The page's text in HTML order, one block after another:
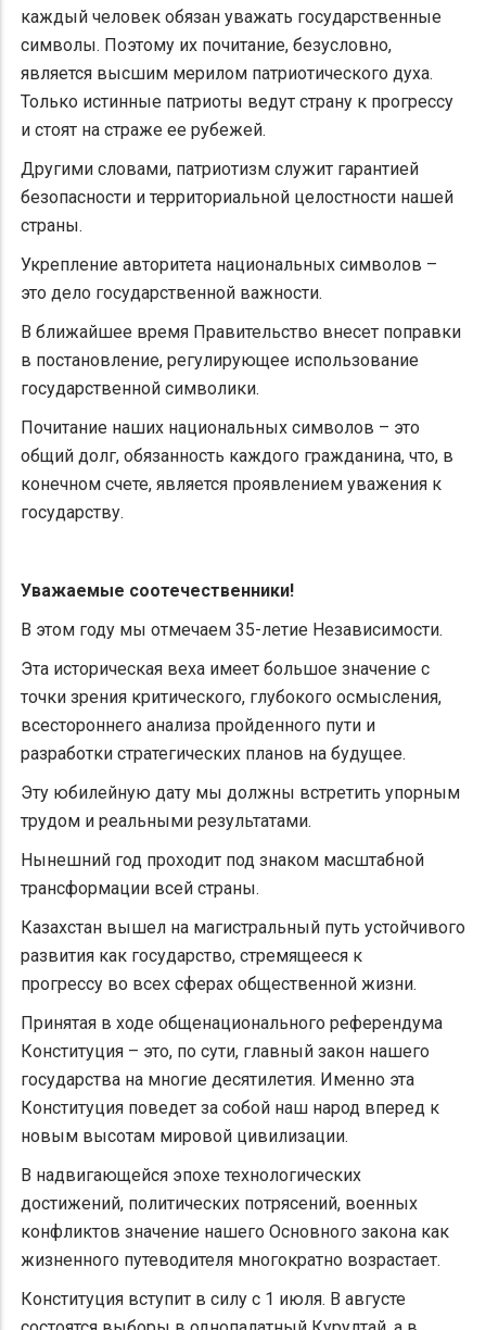
каждый человек обязан уважать государственные
символы. Поэтому их почитание, безусловно,
является высшим мерилом патриотического духа. ​
Только истинные патриоты ведут страну к прогрессу
и стоят на страже ее рубежей.
Другими словами, патриотизм служит гарантией
безопасности и территориальной целостности нашей
страны.
Укрепление авторитета национальных символов –
это дело государственной важности.
В ближайшее время Правительство внесет поправки
в постановление, регулирующее использование
государственной символики.
Почитание наших национальных символов – это
общий долг, обязанность каждого гражданина, что, в
конечном счете, является проявлением уважения к
государству.
Уважаемые соотечественники!
В этом году мы отмечаем 35-летие Независимости.
Эта историческая веха имеет большое значение с
точки зрения критического, глубокого осмысления,
всестороннего анализа пройденного пути и
разработки стратегических планов на будущее.
Эту юбилейную дату мы должны встретить упорным
трудом и реальными результатами.
Нынешний год проходит под знаком масштабной
трансформации всей страны.
Казахстан вышел на магистральный путь устойчивого
развития как государство, стремящееся к
прогрессу во всех сферах общественной жизни.
Принятая в ходе общенационального референдума
Конституция – это, по сути, главный закон нашего
государства на многие десятилетия. Именно эта
Конституция поведет за собой наш народ вперед к
новым высотам мировой цивилизации.
В надвигающейся эпохе технологических
достижений, политических потрясений, военных
конфликтов значение нашего Основного закона как
жизненного путеводителя многократно возрастает.
Конституция вступит в силу с 1 июля. В августе